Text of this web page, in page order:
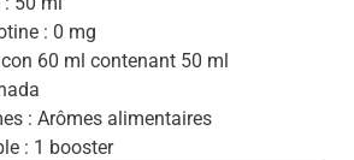
: 0 mg
60 ml contenant 50 ml
: Arômes alimentaires
: 1 booster